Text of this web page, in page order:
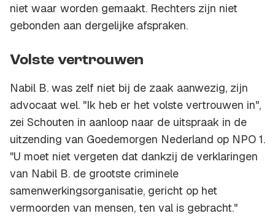
niet waar worden gemaakt. Rechters zijn niet
gebonden aan dergelijke afspraken.
Volste vertrouwen
Nabil B. was zelf niet bij de zaak aanwezig, zijn
advocaat wel. "Ik heb er het volste vertrouwen in",
zei Schouten in aanloop naar de uitspraak in de
uitzending van Goedemorgen Nederland op NPO 1.
"U moet niet vergeten dat dankzij de verklaringen
van Nabil B. de grootste criminele
samenwerkingsorganisatie, gericht op het
vermoorden van mensen, ten val is gebracht."